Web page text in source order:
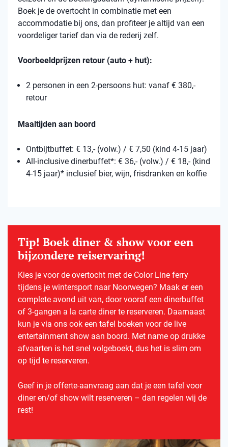
Boek je de overtocht in combinatie met een
accommodatie bij ons, dan profiteer je altijd van een
voordeliger tarief dan via de rederij zelf.
Voorbeeldprijzen retour (auto + hut):
2 personen in een 2-persoons hut: vanaf € 380,-
retour
Maaltijden aan boord
Ontbijtbuffet: € 13,- (volw.) / € 7,50 (kind 4-15 jaar)
All-inclusive dinerbuffet*: € 36,- (volw.) / € 18,- (kind
4-15 jaar)* inclusief bier, wijn, frisdranken en koffie
Tip! Boek diner & show voor een
bijzondere reiservaring!
Kies je voor de overtocht met de Color Line ferry
tijdens je wintersport naar Noorwegen? Maak er een
complete avond uit van, door vooraf een dinerbuffet
of 3-gangen a la carte diner te reserveren. Daarnaast
kun je via ons ook een tafel boeken voor de live
entertainment show aan boord. Met name op drukke
afvaarten is het snel volgeboekt, dus het is slim om
op tijd te reserveren.
Geef in je offerte-aanvraag aan dat je een tafel voor
diner en/of show wilt reserveren – dan regelen wij de
rest!